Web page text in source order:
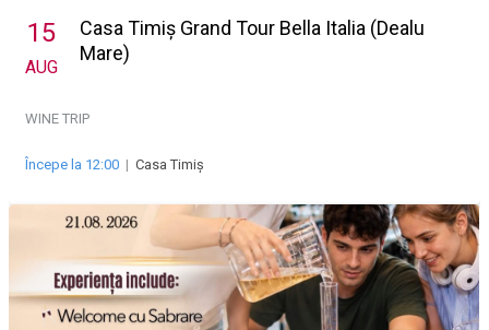
15
AUG
Casa Timiș Grand Tour Bella Italia (Dealu
Mare)
WINE TRIP
Începe la 12:00 | Casa Timiș